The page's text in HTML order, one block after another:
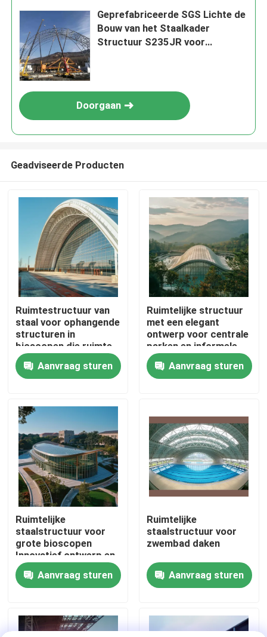
Huis
Producten
Ongeveer ons
Fabrieksreis
Kwaliteitscontrole
Contacteer ons
Nieuws
Gevallen
Ruimtekaderbundel
Geprefabriceerde SGS Lichte de
Bouw van het Staalkader
Structuur S235JR voor
Doorgaan
Geadviseerde Producten
Ruimtestructuur van
staal voor ophangende
structuren in
bioscopen die ruimte
en geluidskwaliteit
maximaliseren
Aanvraag sturen
Ruimtelijke structuur
met een elegant
ontwerp voor centrale
parken en informele
faciliteiten Duurzame
en veelzijdige stalen
gebouwen
Aanvraag sturen
Ruimtelijke
staalstructuur voor
grote bioscopen
Innovatief ontwerp en
structurele integriteit
Aanvraag sturen
Ruimtelijke
staalstructuur voor
zwembad daken
Aanvraag sturen